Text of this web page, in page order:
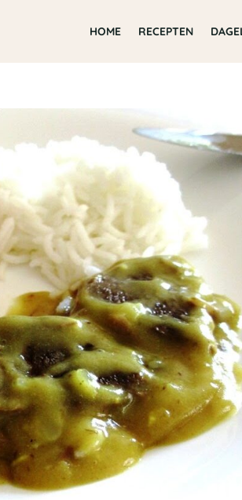
HOME RECEPTEN